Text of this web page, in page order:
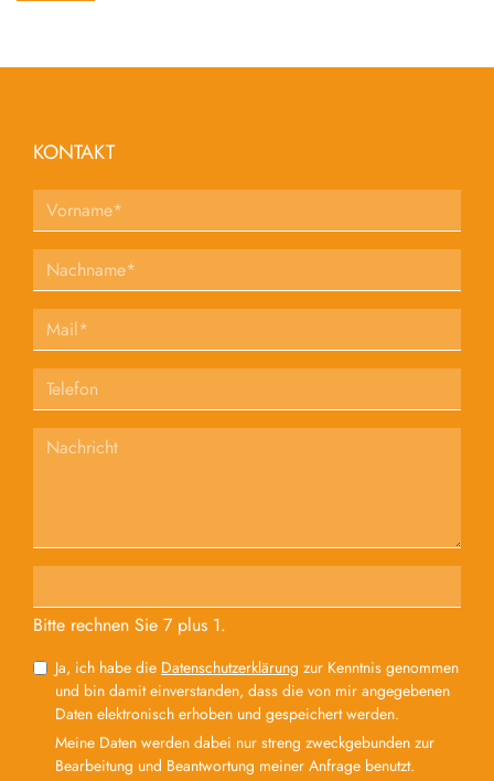
KONTAKT
Bitte rechnen Sie 7 plus 1.
Ja, ich habe die Datenschutzerklärung zur Kenntnis genommen
und bin damit einverstanden, dass die von mir angegebenen
Daten elektronisch erhoben und gespeichert werden.
Meine Daten werden dabei nur streng zweckgebunden zur
Bearbeitung und Beantwortung meiner Anfrage benutzt.